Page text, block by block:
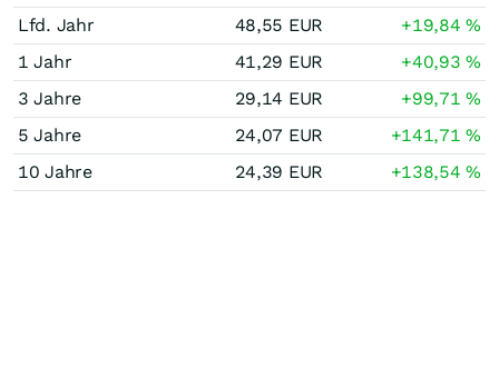
Lfd. Jahr
48,55 EUR +19,84%
1 Jahr
41,29 EUR +40,93%
3 Jahre
29,14 EUR +99,71%
5 Jahre
24,07 EUR +141,71%
10 Jahre
24,39 EUR +138,54%